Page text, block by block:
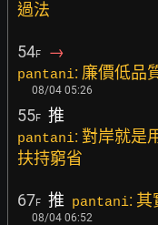
過法
54F →
pantani: 廉價低品
08/04 05:26
55F 推
pantani: 對岸就是
扶持窮省
67F 推 pantani:
08/04 06:52